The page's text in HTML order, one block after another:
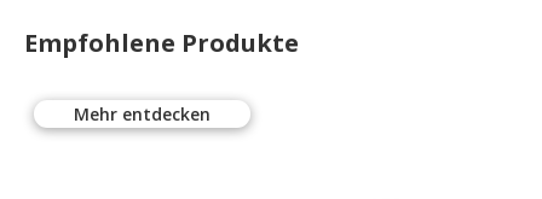
Empfohlene Produkte
Mehr entdecken